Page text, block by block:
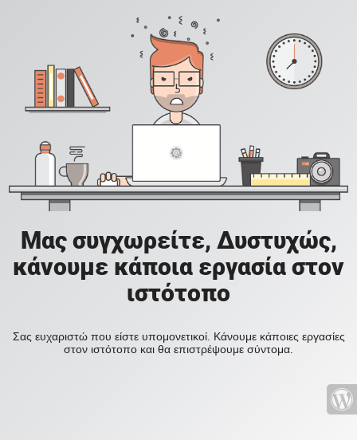
Μας συγχωρείτε, Δυστυχώς,
κάνουμε κάποια εργασία στον
ιστότοπο
Σας ευχαριστώ που είστε υπομονετικοί. Κάνουμε κάποιες εργασίες
στον ιστότοπο και θα επιστρέψουμε σύντομα.